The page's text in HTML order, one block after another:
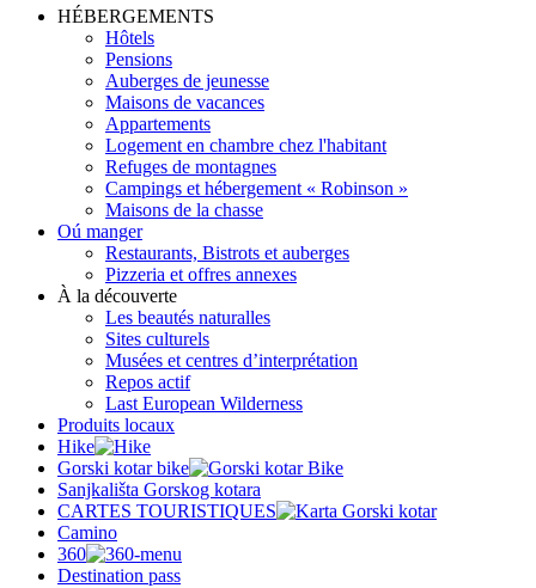
HÉBERGEMENTS
Hôtels
Pensions
Auberges de jeunesse
Maisons de vacances
Appartements
Logement en chambre chez l'habitant
Refuges de montagnes
Campings et hébergement « Robinson »
Maisons de la chasse
Oú manger
Restaurants, Bistrots et auberges
Pizzeria et offres annexes
À la découverte
Les beautés naturalles
Sites culturels
Musées et centres d’interprétation
Repos actif
Last European Wilderness
Produits locaux
Hike
Gorski kotar bike
Sanjkališta Gorskog kotara
CARTES TOURISTIQUES
Camino
360
Destination pass